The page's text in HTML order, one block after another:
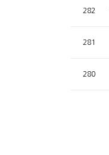
282
281
280